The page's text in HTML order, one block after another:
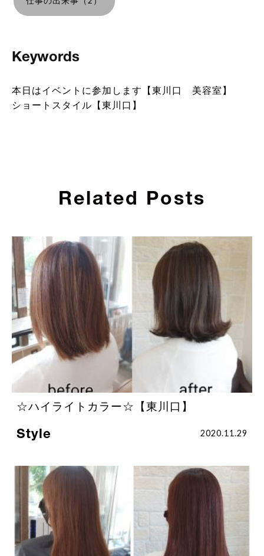
Keywords
本日はイベントに参加します【東川口 美容室】
ショートスタイル【東川口】
Related Posts
☆ハイライトカラー☆【東川口】
Style 2020.11.29